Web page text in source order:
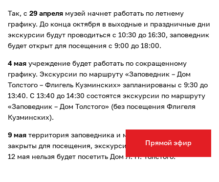
Прямой эфир
Так, с 29 апреля музей начнет работать по летнему
графику. До конца октября в выходные и праздничные дни
экскурсии будут проводиться с 10:30 до 16:30, заповедник
будет открыт для посещения с 9:00 до 18:00.
4 мая учреждение будет работать по сокращенному
графику. Экскурсии по маршруту «Заповедник – Дом
Толстого – Флигель Кузминских» запланированы с 9:30 до
13:40. С 13:40 до 14:30 состоятся экскурсии по маршруту
«Заповедник – Дом Толстого» (без посещения Флигеля
Кузминских).
9 мая территория заповедника и музейные здания будут
закрыты для посещения, экскурсии проводиться не будут.
12 мая нельзя будет посетить Дом Л. Н. Толстого.